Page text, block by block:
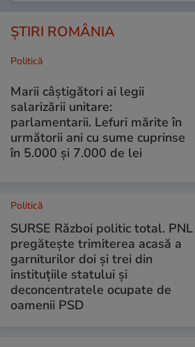
ȘTIRI ROMÂNIA
Politică
Marii câștigători ai legii
salarizării unitare:
parlamentarii. Lefuri mărite în
următorii ani cu sume cuprinse
în 5.000 și 7.000 de lei
Politică
SURSE Război politic total. PNL
pregătește trimiterea acasă a
garniturilor doi și trei din
instituțiile statului și
deconcentratele ocupate de
oamenii PSD